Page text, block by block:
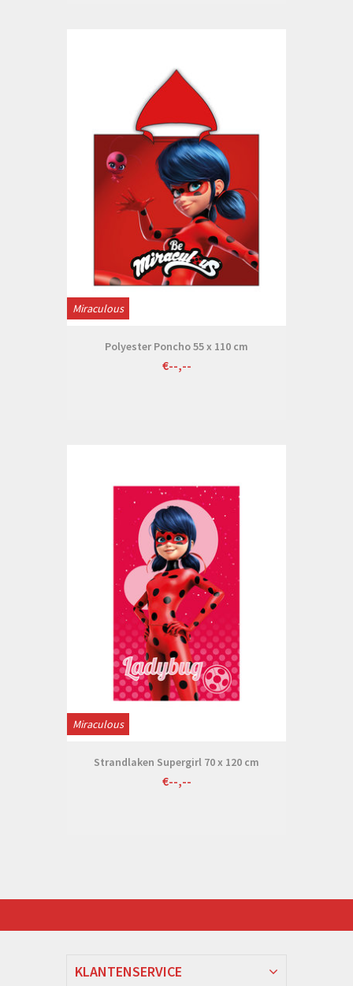
Miraculous
Polyester Poncho 55 x 110 cm
€--,--
Miraculous
Strandlaken Supergirl 70 x 120 cm
€--,--
KLANTENSERVICE